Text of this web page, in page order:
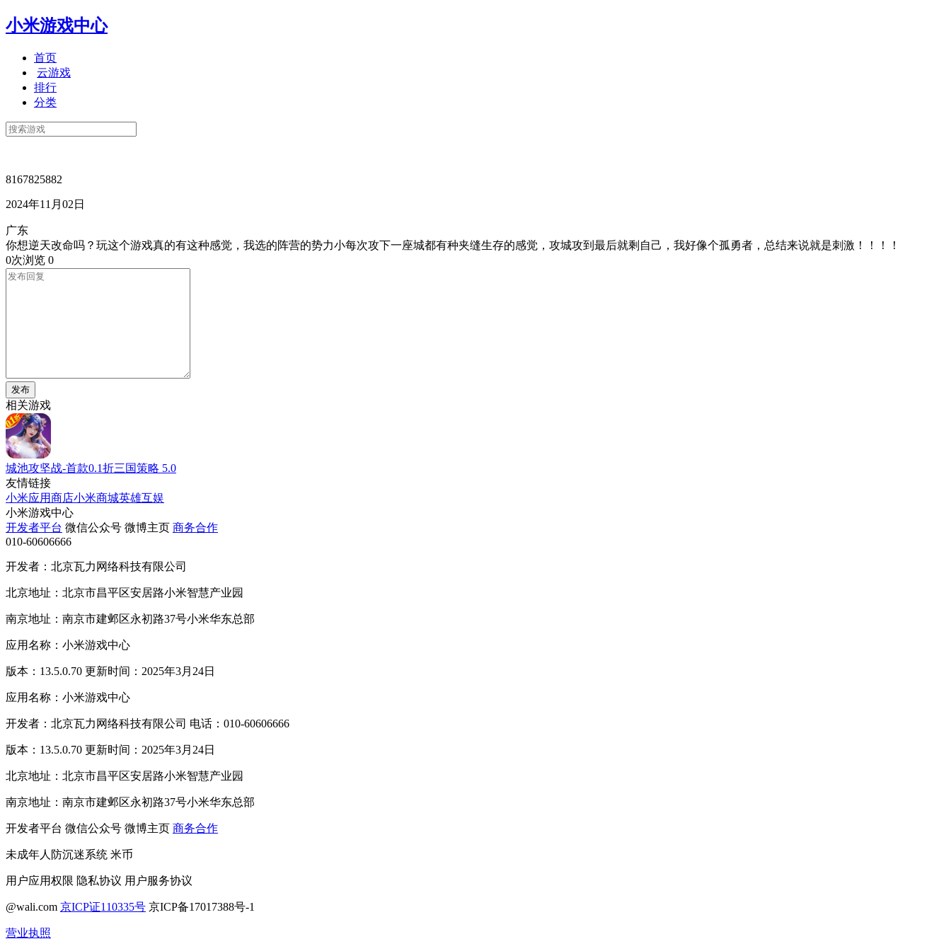
小米游戏中心
首页
云游戏
排行
分类
8167825882
2024年11月02日
广东
你想逆天改命吗？玩这个游戏真的有这种感觉，我选的阵营的势力小每次攻下一座城都有种夹缝生存的感觉，攻城攻到最后就剩自己，我好像个孤勇者，总结来说就是刺激！！！！
0次浏览 0
发布
相关游戏
城池攻坚战-首款0.1折三国策略 5.0
友情链接
小米应用商店小米商城英雄互娱
小米游戏中心
开发者平台 微信公众号 微博主页 商务合作
010-60606666
开发者：北京瓦力网络科技有限公司
北京地址：北京市昌平区安居路小米智慧产业园
南京地址：南京市建邺区永初路37号小米华东总部
应用名称：小米游戏中心
版本：13.5.0.70 更新时间：2025年3月24日
应用名称：小米游戏中心
开发者：北京瓦力网络科技有限公司 电话：010-60606666
版本：13.5.0.70 更新时间：2025年3月24日
北京地址：北京市昌平区安居路小米智慧产业园
南京地址：南京市建邺区永初路37号小米华东总部
开发者平台 微信公众号 微博主页 商务合作
未成年人防沉迷系统 米币
用户应用权限 隐私协议 用户服务协议
@wali.com 京ICP证110335号 京ICP备17017388号-1
营业执照